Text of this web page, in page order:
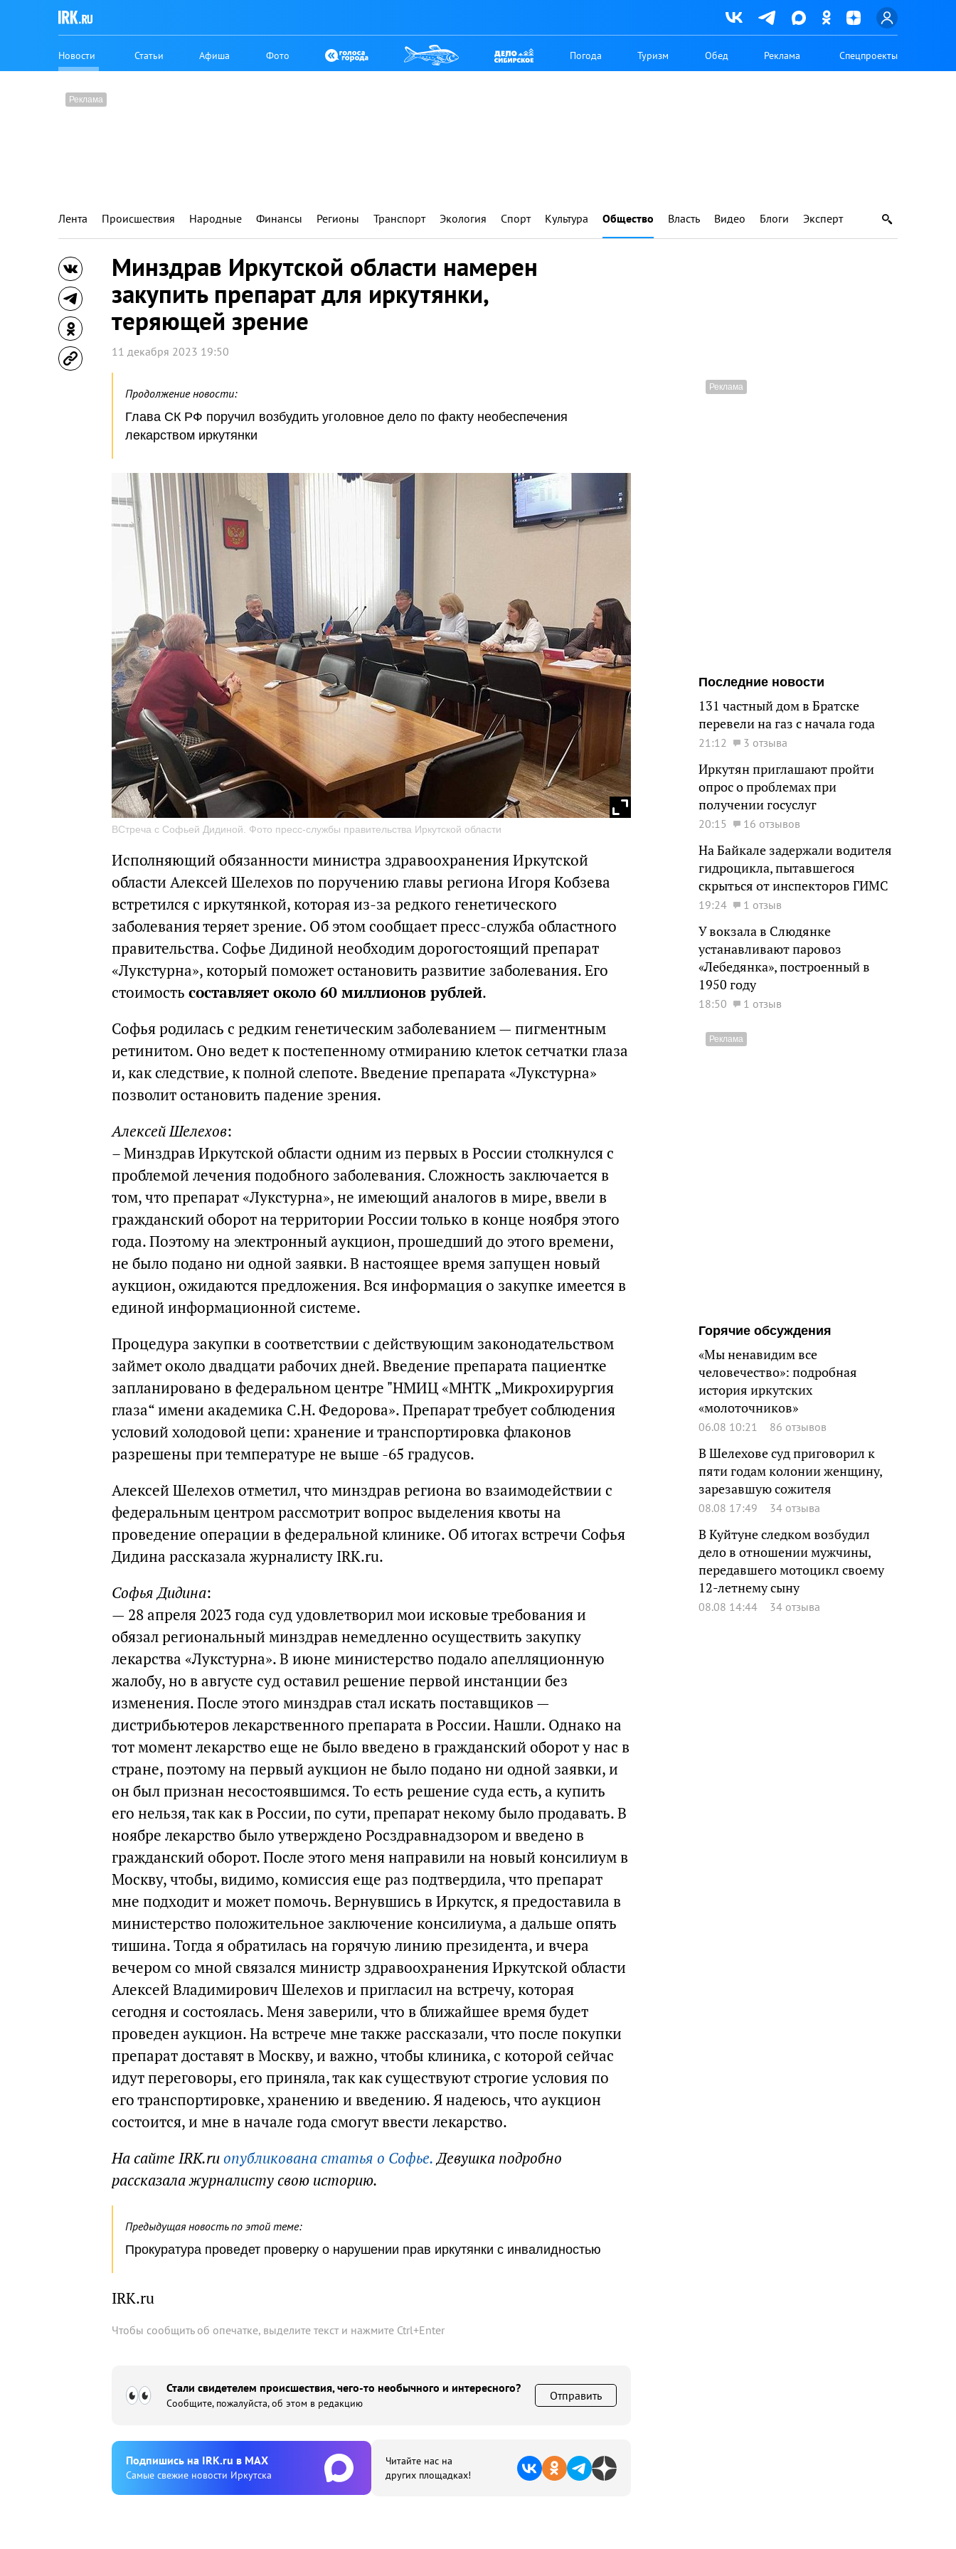
Новости Статьи Афиша Фото Погода Туризм Обед Реклама Спецпроекты
Лента Происшествия Народные Финансы Регионы Транспорт Экология Спорт Культура Общество Власть Видео Блоги Эксперт
Минздрав Иркутской области намерен
закупить препарат для иркутянки,
теряющей зрение
11 декабря 2023 19:50
Продолжение новости:
Глава СК РФ поручил возбудить уголовное дело по факту необеспечения
лекарством иркутянки
ВСтреча с Софьей Дидиной. Фото пресс-службы правительства Иркутской области
Исполняющий обязанности министра здравоохранения Иркутской
области Алексей Шелехов по поручению главы региона Игоря Кобзева
встретился с иркутянкой, которая из-за редкого генетического
заболевания теряет зрение. Об этом сообщает пресс-служба областного
правительства. Софье Дидиной необходим дорогостоящий препарат
«Лукстурна», который поможет остановить развитие заболевания. Его
стоимость составляет около 60 миллионов рублей.
Софья родилась с редким генетическим заболеванием — пигментным
ретинитом. Оно ведет к постепенному отмиранию клеток сетчатки глаза
и, как следствие, к полной слепоте. Введение препарата «Лукстурна»
позволит остановить падение зрения.
Алексей Шелехов:
– Минздрав Иркутской области одним из первых в России столкнулся с
проблемой лечения подобного заболевания. Сложность заключается в
том, что препарат «Лукстурна», не имеющий аналогов в мире, ввели в
гражданский оборот на территории России только в конце ноября этого
года. Поэтому на электронный аукцион, прошедший до этого времени,
не было подано ни одной заявки. В настоящее время запущен новый
аукцион, ожидаются предложения. Вся информация о закупке имеется в
единой информационной системе.
Процедура закупки в соответствии с действующим законодательством
займет около двадцати рабочих дней. Введение препарата пациентке
запланировано в федеральном центре "НМИЦ «МНТК „Микрохирургия
глаза“ имени академика С.Н. Федорова». Препарат требует соблюдения
условий холодовой цепи: хранение и транспортировка флаконов
разрешены при температуре не выше -65 градусов.
Алексей Шелехов отметил, что минздрав региона во взаимодействии с
федеральным центром рассмотрит вопрос выделения квоты на
проведение операции в федеральной клинике. Об итогах встречи Софья
Дидина рассказала журналисту IRK.ru.
Софья Дидина:
— 28 апреля 2023 года суд удовлетворил мои исковые требования и
обязал региональный минздрав немедленно осуществить закупку
лекарства «Лукстурна». В июне министерство подало апелляционную
жалобу, но в августе суд оставил решение первой инстанции без
изменения. После этого минздрав стал искать поставщиков —
дистрибьютеров лекарственного препарата в России. Нашли. Однако на
тот момент лекарство еще не было введено в гражданский оборот у нас в
стране, поэтому на первый аукцион не было подано ни одной заявки, и
он был признан несостоявшимся. То есть решение суда есть, а купить
его нельзя, так как в России, по сути, препарат некому было продавать. В
ноябре лекарство было утверждено Росздравнадзором и введено в
гражданский оборот. После этого меня направили на новый консилиум в
Москву, чтобы, видимо, комиссия еще раз подтвердила, что препарат
мне подходит и может помочь. Вернувшись в Иркутск, я предоставила в
министерство положительное заключение консилиума, а дальше опять
тишина. Тогда я обратилась на горячую линию президента, и вчера
вечером со мной связался министр здравоохранения Иркутской области
Алексей Владимирович Шелехов и пригласил на встречу, которая
сегодня и состоялась. Меня заверили, что в ближайшее время будет
проведен аукцион. На встрече мне также рассказали, что после покупки
препарат доставят в Москву, и важно, чтобы клиника, с которой сейчас
идут переговоры, его приняла, так как существуют строгие условия по
его транспортировке, хранению и введению. Я надеюсь, что аукцион
состоится, и мне в начале года смогут ввести лекарство.
На сайте IRK.ruопубликована статья о Софье.Девушка подробно
рассказала журналисту свою историю.
Предыдущая новость по этой теме:
Прокуратура проведет проверку о нарушении прав иркутянки с инвалидностью
IRK.ru
Чтобы сообщить об опечатке, выделите текст и нажмите Ctrl+Enter
Стали свидетелем происшествия, чего-то необычного и интересного?
Сообщите, пожалуйста, об этом в редакцию
Отправить
Подпишиcь на IRK.ru в MAX
Cамые свежие новости Иркутска
Читайте нас на
других площадках!
Последние новости
131 частный дом в Братске
перевели на газ с начала года
21:12 3 отзыва
Иркутян приглашают пройти
опрос о проблемах при
получении госуслуг
20:15 16 отзывов
На Байкале задержали водителя
гидроцикла, пытавшегося
скрыться от инспекторов ГИМС
19:24 1 отзыв
У вокзала в Слюдянке
устанавливают паровоз
«Лебедянка», построенный в
1950 году
18:50 1 отзыв
Горячие обсуждения
«Мы ненавидим все
человечество»: подробная
история иркутских
«молоточников»
06.08 10:21 86 отзывов
В Шелехове суд приговорил к
пяти годам колонии женщину,
зарезавшую сожителя
08.08 17:49 34 отзыва
В Куйтуне следком возбудил
дело в отношении мужчины,
передавшего мотоцикл своему
12-летнему сыну
08.08 14:44 34 отзыва